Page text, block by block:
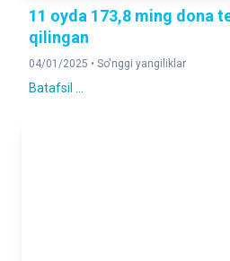
11 oyda 173,8 ming dona
qilingan
04/01/2025 • So'nggi yangiliklar
Batafsil ...